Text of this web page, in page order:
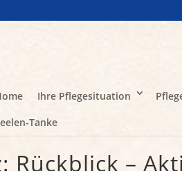
Ihre Pflegesituation
Tanke
Rückblick –